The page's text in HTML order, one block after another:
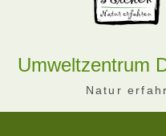
Umweltzentrum
Natur